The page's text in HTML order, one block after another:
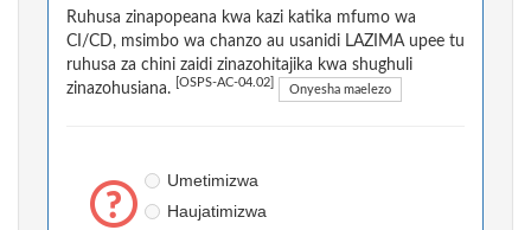
Ruhusa zinapopeana kwa kazi katika mfumo wa
CI/CD, msimbo wa chanzo au usanidi LAZIMA upee tu
ruhusa za chini zaidi zinazohitajika kwa shughuli
zinazohusiana.
[OSPS-AC-04.02] Onyesha maelezo
Umetimizwa
Haujatimizwa